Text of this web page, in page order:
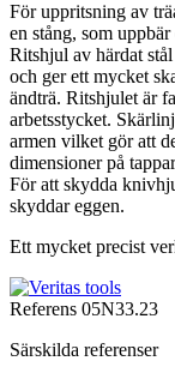
För uppritsning av
en stång, som
Ritshjul av härdat
och ger ett mycket
ändträ. Ritshjulet är
arbetsstycket.
armen vilket gör att
dimensioner på
För att skydda
skyddar eggen.
Ett mycket precist
Referens 05N33.23
Särskilda referenser